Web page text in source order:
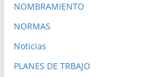
NOMBRAMIENTO
NORMAS
Noticias
PLANES DE TRBAJO